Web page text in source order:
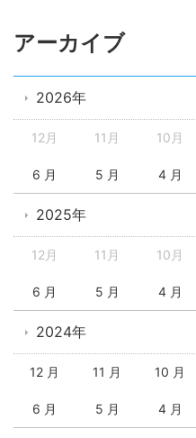
アーカイブ
2026年
12月 11月 10月
6 月 5 月 4 月
2025年
12月 11月 10月
6 月 5 月 4 月
2024年
12 月 11 月 10 月
6 月 5 月 4 月